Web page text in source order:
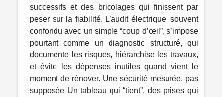
successifs et des bricolages qui finissent par
peser sur la fiabilité. L’audit électrique, souvent
confondu avec un simple “coup d’œil”, s’impose
pourtant comme un diagnostic structuré, qui
documente les risques, hiérarchise les travaux,
et évite les dépenses inutiles quand vient le
moment de rénover. Une sécurité mesurée, pas
supposée Un tableau qui “tient”, des prises qui